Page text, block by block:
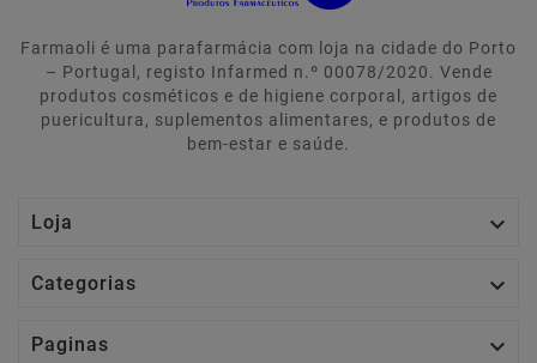
Farmaoli é uma parafarmácia com loja na cidade do Porto
– Portugal, registo Infarmed n.º 00078/2020. Vende
produtos cosméticos e de higiene corporal, artigos de
puericultura, suplementos alimentares, e produtos de
bem-estar e saúde.
Loja 
Categorias 
Paginas 